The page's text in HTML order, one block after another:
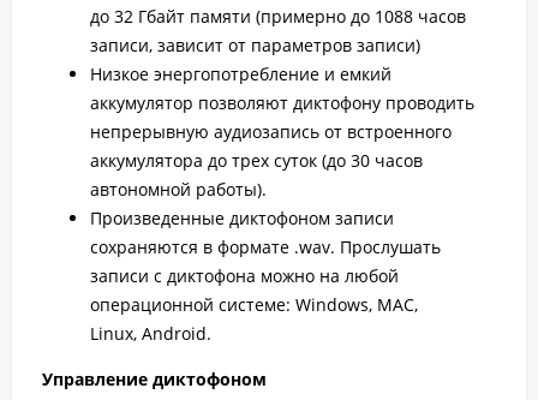
до 32 Гбайт памяти (примерно до 1088 часов
записи, зависит от параметров записи)
Низкое энергопотребление и емкий
аккумулятор позволяют диктофону проводить
непрерывную аудиозапись от встроенного
аккумулятора до трех суток (до 30 часов
автономной работы).
Произведенные диктофоном записи
сохраняются в формате .wav. Прослушать
записи c диктофона можно на любой
операционной системе: Windows, MAC,
Linux, Android.
Управление диктофоном